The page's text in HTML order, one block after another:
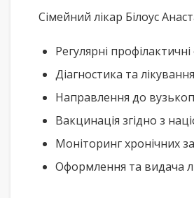
Сімейний лікар Білоус
Регулярні
Діагностика та
Направлення до
Вакцинація згідно з
Моніторинг хронічних
Оформлення та видача